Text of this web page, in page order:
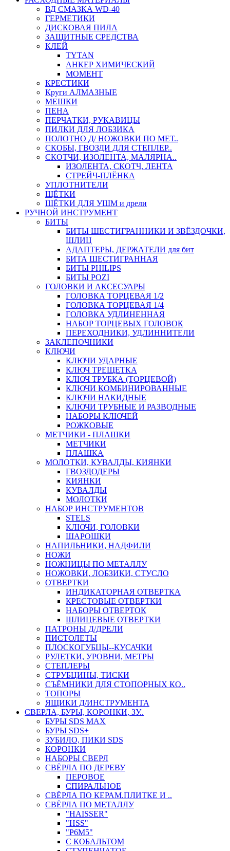
ВД СМАЗКА WD-40
ГЕРМЕТИКИ
ДИСКОВАЯ ПИЛА
ЗАЩИТНЫЕ СРЕДСТВА
КЛЕЙ
TYTAN
АНКЕР ХИМИЧЕСКИЙ
МОМЕНТ
КРЕСТИКИ
Круги АЛМАЗНЫЕ
МЕШКИ
ПЕНА
ПЕРЧАТКИ, РУКАВИЦЫ
ПИЛКИ ДЛЯ ЛОБЗИКА
ПОЛОТНО Д/ НОЖОВКИ ПО МЕТ..
СКОБЫ, ГВОЗДИ ДЛЯ СТЕПЛЕР..
СКОТЧИ, ИЗОЛЕНТА, МАЛЯРНА..
ИЗОЛЕНТА, СКОТЧ, ЛЕНТА
СТРЕЙЧ-ПЛЁНКА
УПЛОТНИТЕЛИ
ЩЁТКИ
ЩЁТКИ ДЛЯ УШМ и дрели
РУЧНОЙ ИНСТРУМЕНТ
БИТЫ
БИТЫ ШЕСТИГРАННИКИ И ЗВЁЗДОЧКИ,
ШЛИЦ
АДАПТЕРЫ, ДЕРЖАТЕЛИ для бит
БИТА ШЕСТИГРАННАЯ
БИТЫ PHILIPS
БИТЫ POZI
ГОЛОВКИ И АКСЕСУАРЫ
ГОЛОВКА ТОРЦЕВАЯ 1/2
ГОЛОВКА ТОРЦЕВАЯ 1/4
ГОЛОВКА УДЛИНЕННАЯ
НАБОР ТОРЦЕВЫХ ГОЛОВОК
ПЕРЕХОДНИКИ, УДЛИННИТЕЛИ
ЗАКЛЕПОЧНИКИ
КЛЮЧИ
КЛЮЧИ УДАРНЫЕ
КЛЮЧ ТРЕЩЕТКА
КЛЮЧ ТРУБКА (ТОРЦЕВОЙ)
КЛЮЧИ КОМБИНИРОВАННЫЕ
КЛЮЧИ НАКИДНЫЕ
КЛЮЧИ ТРУБНЫЕ И РАЗВОДНЫЕ
НАБОРЫ КЛЮЧЕЙ
РОЖКОВЫЕ
МЕТЧИКИ - ПЛАШКИ
МЕТЧИКИ
ПЛАШКА
МОЛОТКИ, КУВАЛДЫ, КИЯНКИ
ГВОЗДОДЕРЫ
КИЯНКИ
КУВАЛДЫ
МОЛОТКИ
НАБОР ИНСТРУМЕНТОВ
STELS
КЛЮЧИ, ГОЛОВКИ
ШАРОШКИ
НАПИЛЬНИКИ, НАДФИЛИ
НОЖИ
НОЖНИЦЫ ПО МЕТАЛЛУ
НОЖОВКИ, ЛОБЗИКИ, СТУСЛО
ОТВЕРТКИ
ИНДИКАТОРНАЯ ОТВЕРТКА
КРЕСТОВЫЕ ОТВЕРТКИ
НАБОРЫ ОТВЕРТОК
ШЛИЦЕВЫЕ ОТВЕРТКИ
ПАТРОНЫ Д/ДРЕЛИ
ПИСТОЛЕТЫ
ПЛОСКОГУБЦЫ--КУСАЧКИ
РУЛЕТКИ, УРОВНИ, МЕТРЫ
СТЕПЛЕРЫ
СТРУБЦИНЫ, ТИСКИ
СЪЁМНИКИ ДЛЯ СТОПОРНЫХ КО..
ТОПОРЫ
ЯЩИКИ Д/ИНСТРУМЕНТА
СВЕРЛА, БУРЫ, КОРОНКИ, ЗУ..
БУРЫ SDS MAX
БУРЫ SDS+
ЗУБИЛО, ПИКИ SDS
КОРОНКИ
НАБОРЫ СВЕРЛ
СВЁРЛА ПО ДЕРЕВУ
ПЕРОВОЕ
СПИРАЛЬНОЕ
СВЁРЛА ПО КЕРАМ.ПЛИТКЕ И ..
СВЁРЛА ПО МЕТАЛЛУ
"HAISSER"
"HSS"
"Р6М5"
С КОБАЛЬТОМ